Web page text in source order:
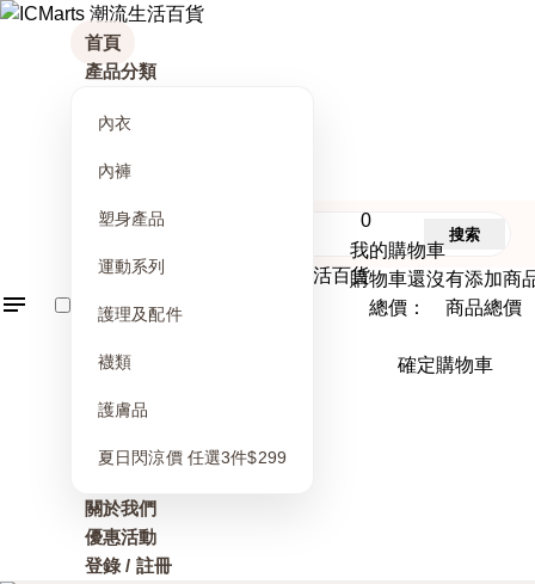
首頁
產品分類
內衣
內褲
塑身產品
運動系列
護理及配件
襪類
護膚品
夏日閃涼價 任選3件$299
關於我們
優惠活動
登錄 / 註冊
0
我的購物車
購物車還沒有添加商
總價： 商品總價
確定購物車
搜索